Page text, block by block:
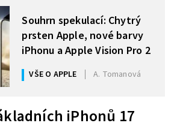
Souhrn spekulací: Chytrý
prsten Apple, nové barvy
iPhonu a Apple Vision Pro 2
VŠE O APPLE A. Tomanová
iPhonů 17